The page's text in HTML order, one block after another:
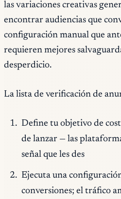
las variaciones creativas
encontrar audiencias que
configuración manual que
requieren mejores
desperdicio.
La lista de verificación de
Define tu objetivo de
de lanzar — las
señal que les des
Ejecuta una
conversiones; el tráfico